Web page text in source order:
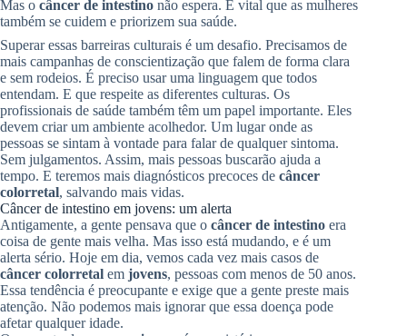
Mas o câncer de intestino não espera. É vital que as mulheres
também se cuidem e priorizem sua saúde.
Superar essas barreiras culturais é um desafio. Precisamos de
mais campanhas de conscientização que falem de forma clara
e sem rodeios. É preciso usar uma linguagem que todos
entendam. E que respeite as diferentes culturas. Os
profissionais de saúde também têm um papel importante. Eles
devem criar um ambiente acolhedor. Um lugar onde as
pessoas se sintam à vontade para falar de qualquer sintoma.
Sem julgamentos. Assim, mais pessoas buscarão ajuda a
tempo. E teremos mais diagnósticos precoces de câncer
colorretal, salvando mais vidas.
Câncer de intestino em jovens: um alerta
Antigamente, a gente pensava que o câncer de intestino era
coisa de gente mais velha. Mas isso está mudando, e é um
alerta sério. Hoje em dia, vemos cada vez mais casos de
câncer colorretal em jovens, pessoas com menos de 50 anos.
Essa tendência é preocupante e exige que a gente preste mais
atenção. Não podemos mais ignorar que essa doença pode
afetar qualquer idade.